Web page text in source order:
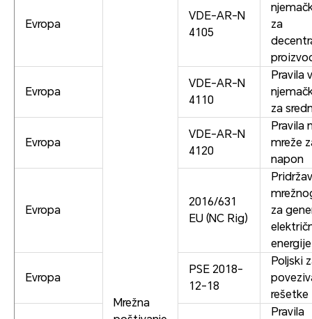
Mrežna
Evropa
VDE-AR-N
4105
za
Evropa
VDE-AR-N
4110
Pravila
za
Evropa
VDE-AR-N
4120
Pravila
mreže
napon
Evropa
2016/631
EU (NC Rig)
za
energije
Evropa
PSE 2018-
12-18
Poljski
rešetke
Pravila